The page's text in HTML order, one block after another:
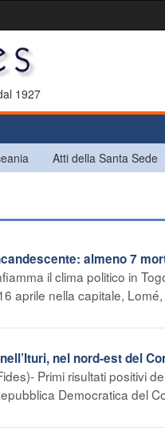
1927
Atti della Santa Sede
almeno 7
il clima politico in
aprile nella capitale,
nel nord-est del
Primi risultati positivi
Democratica del